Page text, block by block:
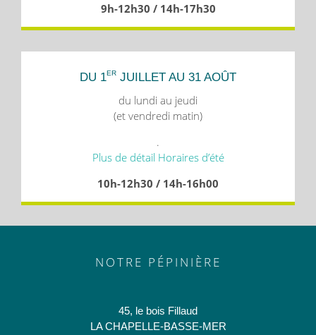
9h-12h30 / 14h-17h30
DU 1ER JUILLET AU 31 AOÛT
du lundi au jeudi
(et vendredi matin)
.
Plus de détail Horaires d’été
10h-12h30 / 14h-16h00
NOTRE PÉPINIÈRE
45, le bois Fillaud
LA CHAPELLE-BASSE-MER